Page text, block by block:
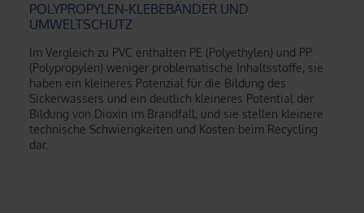
POLYPROPYLEN-KLEBEBÄNDER UND
UMWELTSCHUTZ
Im Vergleich zu PVC enthalten PE (Polyethylen) und PP
(Polypropylen) weniger problematische Inhaltsstoffe, sie
haben ein kleineres Potenzial für die Bildung des
Sickerwassers und ein deutlich kleineres Potential der
Bildung von Dioxin im Brandfall, und sie stellen kleinere
technische Schwierigkeiten und Kosten beim Recycling
dar.